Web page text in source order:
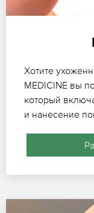
Хотите
MEDICINE вы
который
и нанесение